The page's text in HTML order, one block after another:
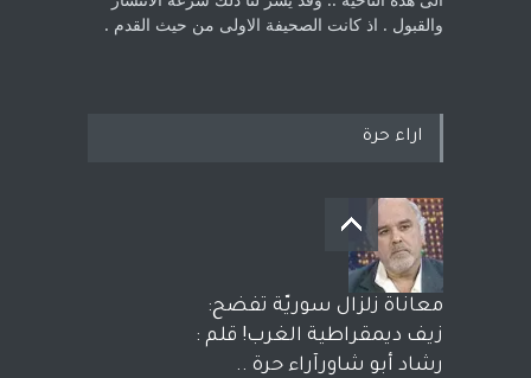
والقبول . اذ كانت ‏الصحيفة الاولى من حيث القدم . ‏
اراء حرة
معاناة زلزال سوريّة تفضح:
زيف ديمقراطية الغرب! قلم :
رشاد أبو شاورآراء حرة ..